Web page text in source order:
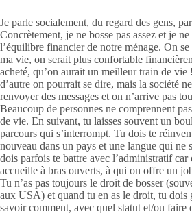
Je parle socialement, du regard des gens,
Concrètement, je ne bosse pas assez et je
l’équilibre financier de notre ménage. On
ma vie, on serait plus confortable
acheté, qu’on aurait un meilleur train de vie
d’autre on pourrait se dire, mais la société
renvoyer des messages et on n’arrive pas
Beaucoup de personnes ne comprennent
de vie. En suivant, tu laisses souvent un
parcours qui s’interrompt. Tu dois te
nouveau dans un pays et une langue qui ne
dois parfois te battre avec l’administratif car
accueille à bras ouverts, à qui on offre un
Tu n’as pas toujours le droit de bosser
aux USA) et quand tu en as le droit, tu dois
savoir comment, avec quel statut et/ou faire